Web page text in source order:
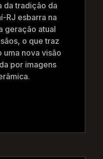
da tradição da
RJ esbarra na
geração atual
o que traz
uma nova visão
por imagens